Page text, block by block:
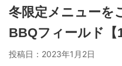
冬限定メニューを
BBQフィールド【
投稿日： 2023年1月2日